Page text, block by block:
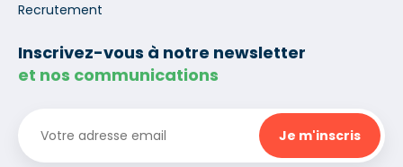
Recrutement
Inscrivez-vous à notre newsletter
et nos communications